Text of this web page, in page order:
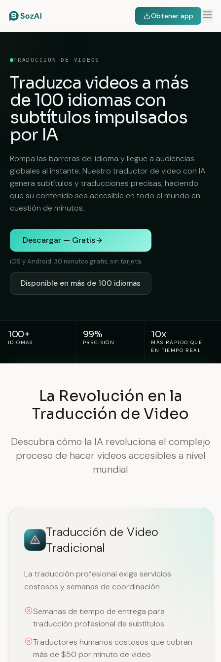
Obtener app
TRADUCCIÓN DE VIDEOS
Traduzca videos a más
de 100 idiomas con
subtítulos impulsados
por IA
Rompa las barreras del idioma y llegue a audiencias
globales al instante. Nuestro traductor de video con IA
genera subtítulos y traducciones precisas, haciendo
que su contenido sea accesible en todo el mundo en
cuestión de minutos.
Descargar — Gratis
iOS y Android. 30 minutos gratis, sin tarjeta.
Disponible en más de 100 idiomas
100+
IDIOMAS
99%
PRECISIÓN
10x
MÁS RÁPIDO QUE
EN TIEMPO REAL
La Revolución en la
Traducción de Video
Descubra cómo la IA revoluciona el complejo
proceso de hacer videos accesibles a nivel
mundial
Traducción de Video
Tradicional
La traducción profesional exige servicios
costosos y semanas de coordinación
Semanas de tiempo de entrega para
traducción profesional de subtítulos
Traductores humanos costosos que cobran
más de $50 por minuto de video